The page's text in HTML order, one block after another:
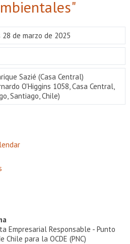
Estudiantes
28 de marzo de 2025
Sazié (Casa Central)
O'Higgins 1058, Casa Central,
Santiago, Chile)
Empresarial Responsable - Punto
para la OCDE (PNC)